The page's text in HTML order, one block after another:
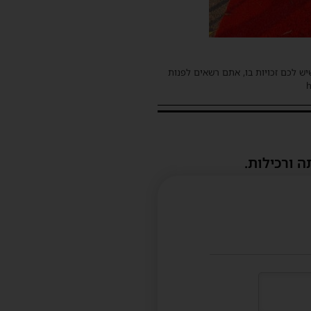
לכם זכויות בו, אתם רשאים לפנות
ורכילות.